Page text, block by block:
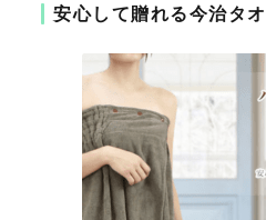
安心して贈れる今治タ